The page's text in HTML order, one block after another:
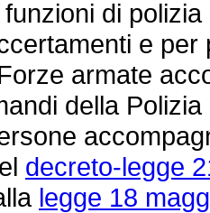
di
e
armate
della
decreto-legge
legge 18